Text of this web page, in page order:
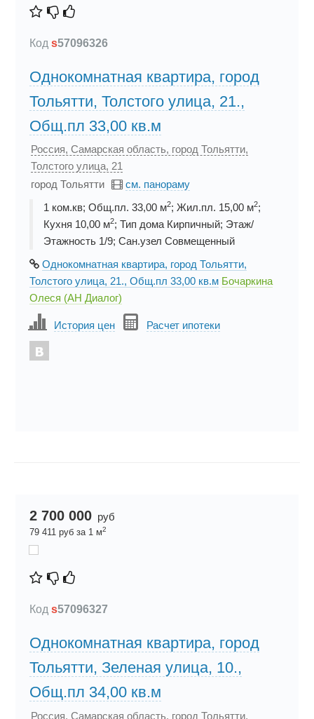
Код s57096326
Однокомнатная квартира, город
Тольятти, Толстого улица, 21.,
Общ.пл 33,00 кв.м
Россия, Самарская область, город Тольятти,
Толстого улица, 21
город Тольятти
см. панораму
1 ком.кв; Общ.пл. 33,00 м2; Жил.пл. 15,00 м2;
Кухня 10,00 м2; Тип дома Кирпичный; Этаж/
Этажность 1/9; Сан.узел Совмещенный
Однокомнатная квартира, город Тольятти,
Толстого улица, 21., Общ.пл 33,00 кв.м Бочаркина
Олеся (АН Диалог)
История цен Расчет ипотеки
2 700 000 руб
79 411 руб за 1 м2
Код s57096327
Однокомнатная квартира, город
Тольятти, Зеленая улица, 10.,
Общ.пл 34,00 кв.м
Россия, Самарская область, город Тольятти,